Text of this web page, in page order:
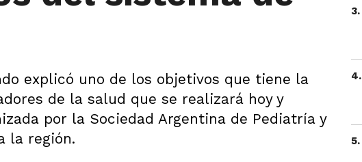
explicó uno de los objetivos que tiene la
de la salud que se realizará hoy y
por la Sociedad Argentina de Pediatría y
la región.
3.
4.
5.